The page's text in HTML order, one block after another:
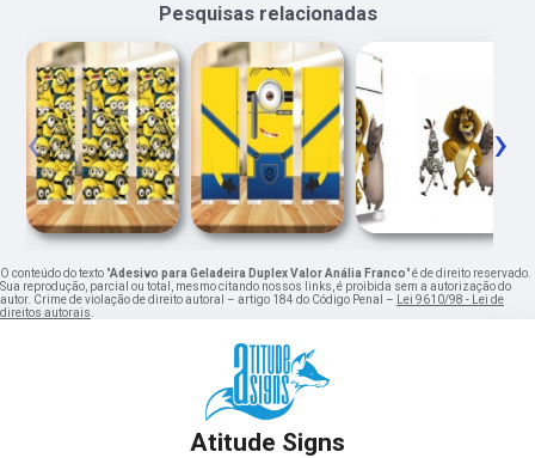
Pesquisas relacionadas
‹ ›
O conteúdo do texto "Adesivo para Geladeira Duplex Valor Anália Franco" é de direito reservado.
Sua reprodução, parcial ou total, mesmo citando nossos links, é proibida sem a autorização do
autor. Crime de violação de direito autoral – artigo 184 do Código Penal –
Lei 9610/98 - Lei de
direitos autorais
Atitude Signs